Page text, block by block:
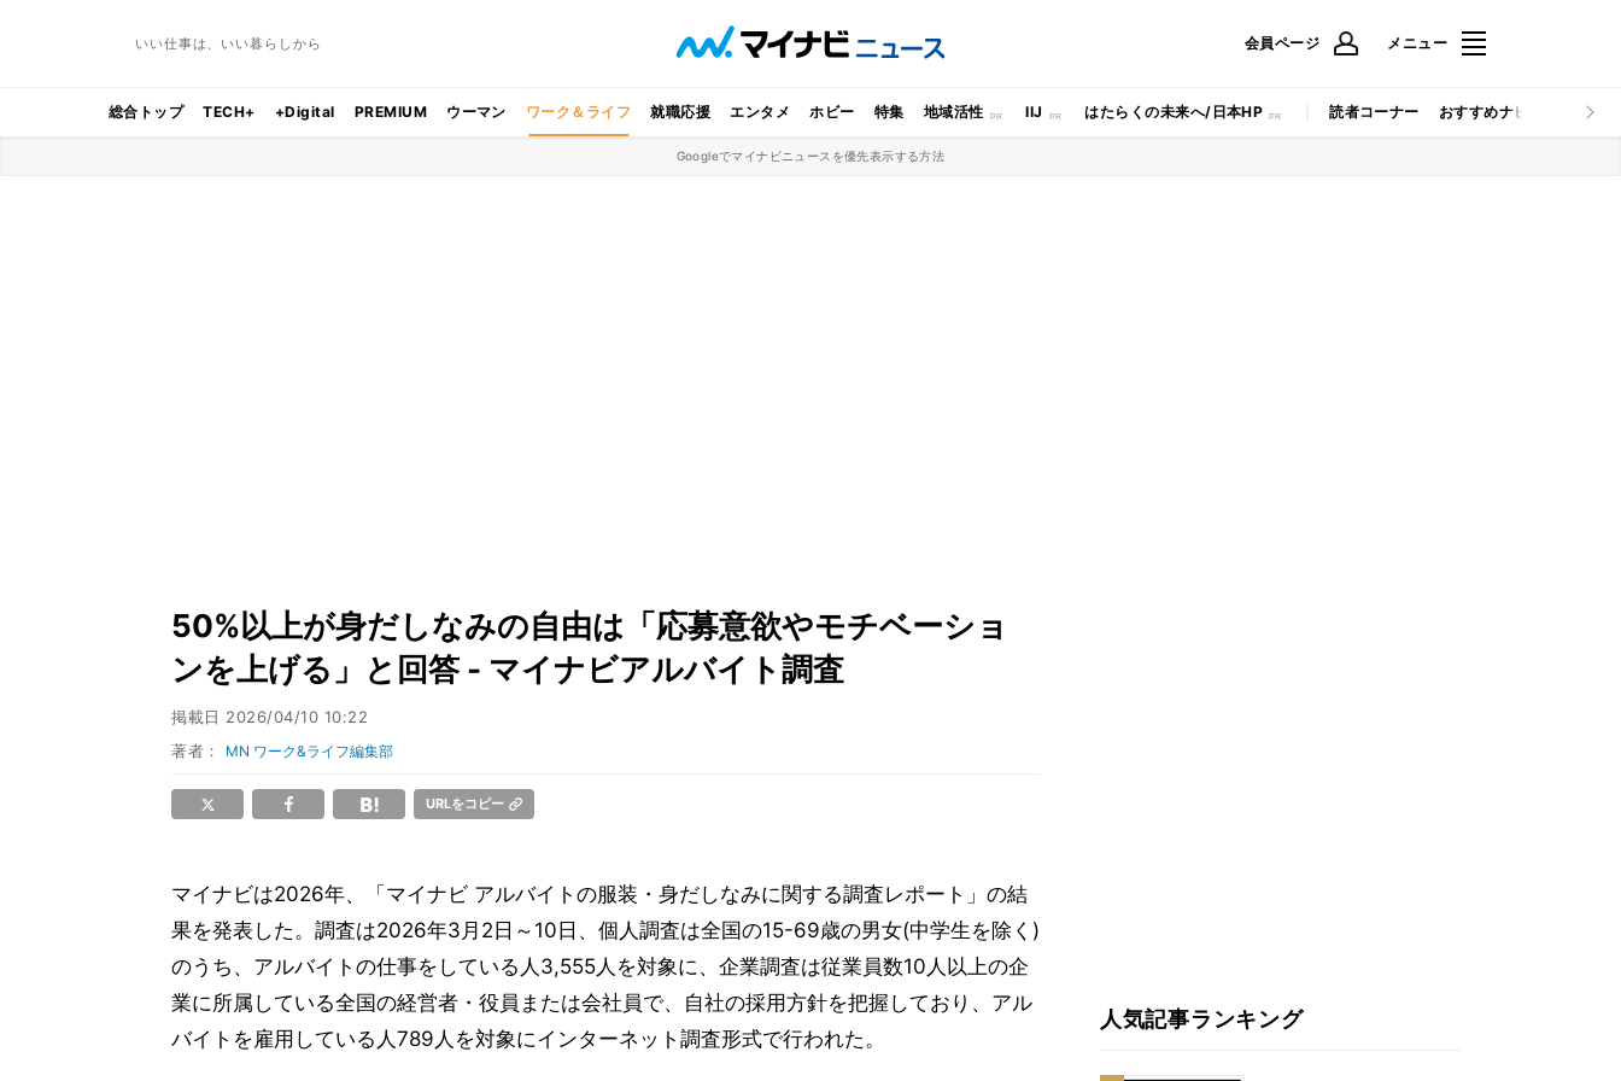
いい仕事は、いい暮らしから 会員ページ メニュー
総合トップ TECH+ +Digital PREMIUM ウーマン ワーク＆ライフ 就職応援 エンタメ ホビー 特集 地域活性 IIJ はたらくの未来へ/日本HP 読者コーナー おすすめナビ マイナビ
Googleでマイナビニュースを優先表示する方法
50%以上が身だしなみの自由は「応募意欲やモチベーショ
ンを上げる」と回答 - マイナビアルバイト調査
掲載日 2026/04/10 10:22
著者： MN ワーク&ライフ編集部
URLをコピー
マイナビは2026年、「マイナビ アルバイトの服装・身だしなみに関する調査レポート」の結
果を発表した。調査は2026年3月2日～10日、個人調査は全国の15-69歳の男女(中学生を除く)
のうち、アルバイトの仕事をしている人3,555人を対象に、企業調査は従業員数10人以上の企
業に所属している全国の経営者・役員または会社員で、自社の採用方針を把握しており、アル
バイトを雇用している人789人を対象にインターネット調査形式で行われた。
人気記事ランキング